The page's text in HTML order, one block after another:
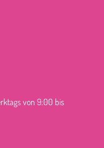
von 9:00 bis